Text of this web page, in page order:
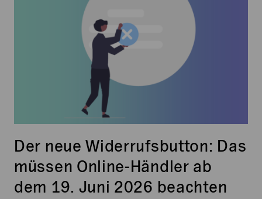
Der neue Widerrufsbutton: Das
müssen Online-Händler ab
dem 19. Juni 2026 beachten